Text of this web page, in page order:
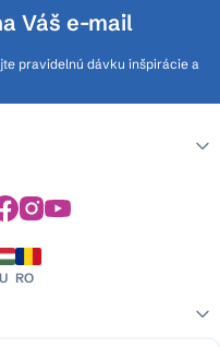
Váš e-mail
pravidelnú dávku inšpirácie a
RO